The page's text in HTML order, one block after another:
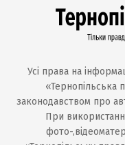
Усі права на
«Тернопільська
законодавством про
При
фото-